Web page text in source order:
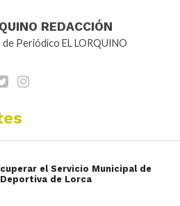
REDACCIÓN
de Periódico EL LORQUINO
el Servicio Municipal de
de Lorca